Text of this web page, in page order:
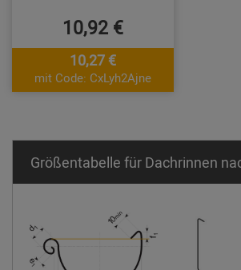
10,92 €
10,27 €
mit Code: CxLyh2Ajne
Größentabelle für Dachrinnen